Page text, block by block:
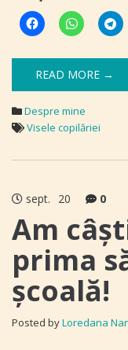
READ MORE →
Despre mine
Visele copilăriei
sept. 20 0
Am
prima
școală!
Posted byLoredana